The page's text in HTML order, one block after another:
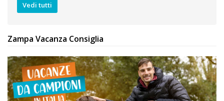
Vedi tutti
Zampa Vacanza Consiglia